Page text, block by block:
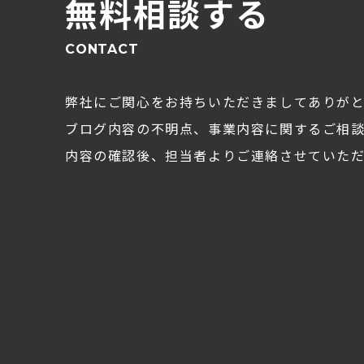
無料相談する
CONTACT
弊社にご関心をお持ちいただきましてありがと
ブログ内容の不明点、事業内容に関するご相
内容の確認後、担当者よりご連絡させていただ